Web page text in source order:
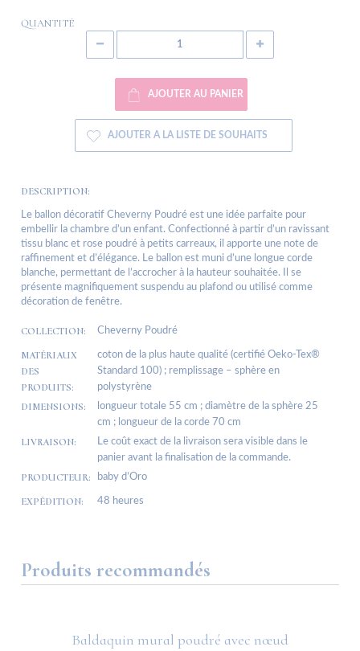
QUANTITÉ
AJOUTER AU PANIER
AJOUTER A LA LISTE DE SOUHAITS
DESCRIPTION:
Le ballon décoratif Cheverny Poudré est une idée parfaite pour
embellir la chambre d’un enfant. Confectionné à partir d’un ravissant
tissu blanc et rose poudré à petits carreaux, il apporte une note de
raffinement et d’élégance. Le ballon est muni d’une longue corde
blanche, permettant de l’accrocher à la hauteur souhaitée. Il se
présente magnifiquement suspendu au plafond ou utilisé comme
décoration de fenêtre.
COLLECTION: Cheverny Poudré
MATÉRIAUX
DES
PRODUITS:
coton de la plus haute qualité (certifié Oeko-Tex®
Standard 100) ; remplissage – sphère en
polystyrène
DIMENSIONS:
longueur totale 55 cm ; diamètre de la sphère 25
cm ; longueur de la corde 70 cm
LIVRAISON:
Le coût exact de la livraison sera visible dans le
panier avant la finalisation de la commande.
PRODUCTEUR: baby d’Oro
EXPÉDITION: 48 heures
Produits recommandés
Baldaquin mural poudré avec nœud